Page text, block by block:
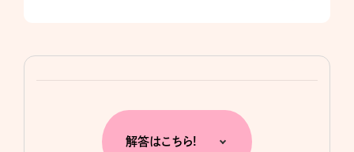
解答はこちら!